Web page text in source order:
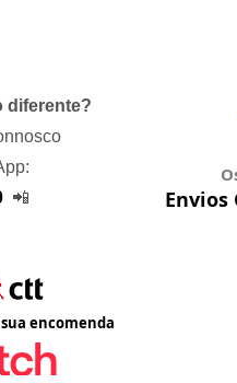
diferente?
📲
encomenda